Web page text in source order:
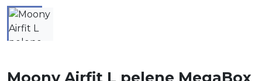
Moony Airfit L pelene MegaBox